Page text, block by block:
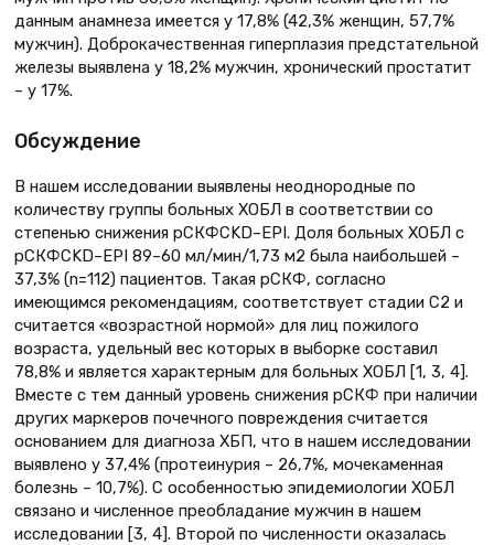
данным анамнеза имеется у 17,8% (42,3% женщин, 57,7%
мужчин). Доброкачественная гиперплазия предстательной
железы выявлена у 18,2% мужчин, хронический простатит
– у 17%.
Обсуждение
В нашем исследовании выявлены неоднородные по
количеству группы больных ХОБЛ в соответствии со
степенью снижения рСКФCKD–EPI. Доля больных ХОБЛ с
рСКФCKD–EPI 89–60 мл/мин/1,73 м2 была наибольшей –
37,3% (n=112) пациентов. Такая рСКФ, согласно
имеющимся рекомендациям, соответствует стадии С2 и
считается «возрастной нормой» для лиц пожилого
возраста, удельный вес которых в выборке составил
78,8% и является характерным для больных ХОБЛ [1, 3, 4].
Вместе с тем данный уровень снижения рСКФ при наличии
других маркеров почечного повреждения считается
основанием для диагноза ХБП, что в нашем исследовании
выявлено у 37,4% (протеинурия – 26,7%, мочекаменная
болезнь – 10,7%). С особенностью эпидемиологии ХОБЛ
связано и численное преобладание мужчин в нашем
исследовании [3, 4]. Второй по численности оказалась